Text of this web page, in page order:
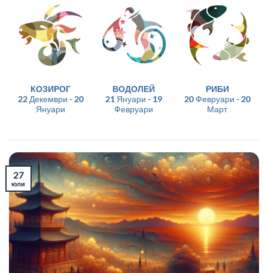
КОЗИРОГ
22 Декември - 20
Януари
ВОДОЛЕЙ
21 Януари - 19
Февруари
РИБИ
20 Февруари - 20
Март
27
юли